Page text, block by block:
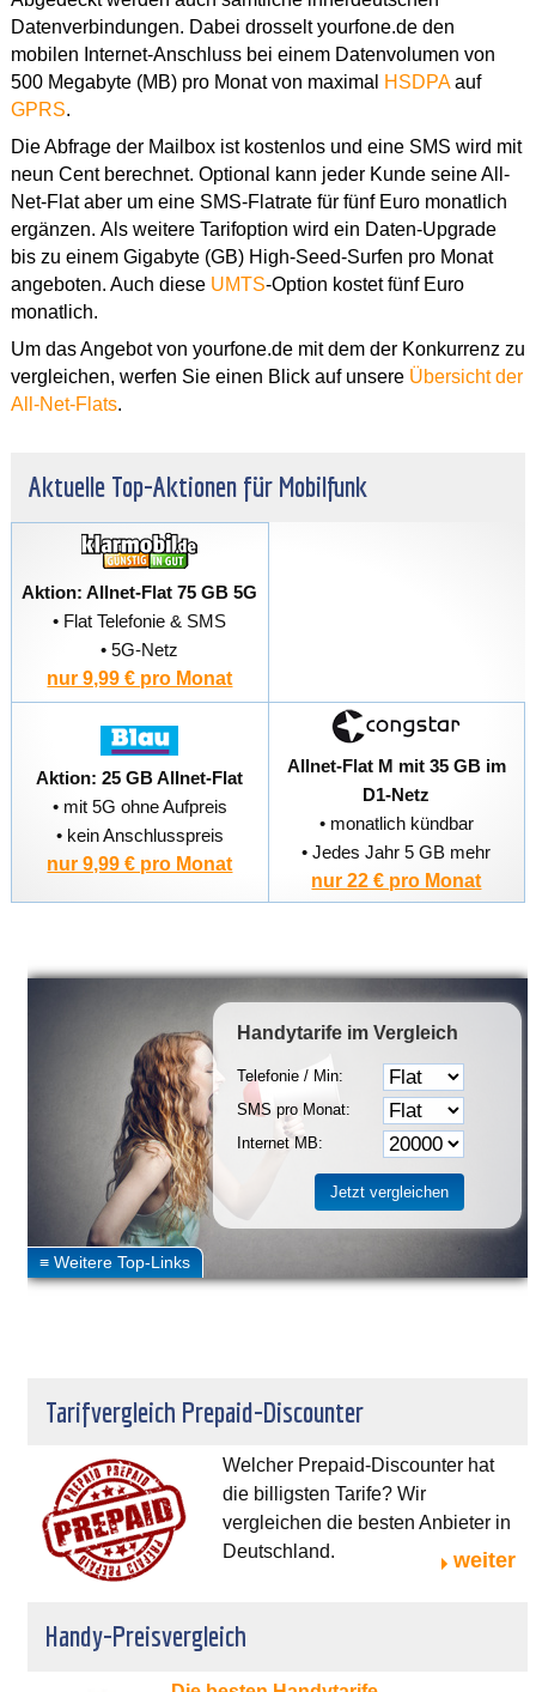
Datenverbindungen. Dabei drosselt yourfone.de den
mobilen Internet-Anschluss bei einem Datenvolumen von
500 Megabyte (MB) pro Monat von maximal
HSDPAauf
GPRS.
Die Abfrage der Mailbox ist kostenlos und eine SMS wird mit
neun Cent berechnet. Optional kann jeder Kunde seine All-
Net-Flat aber um eine SMS-Flatrate für fünf Euro monatlich
ergänzen. Als weitere Tarifoption wird ein Daten-Upgrade
bis zu einem Gigabyte (GB) High-Seed-Surfen pro Monat
angeboten. Auch diese UMTS-Option kostet fünf Euro
monatlich.
Um das Angebot von yourfone.de mit dem der Konkurrenz zu
vergleichen, werfen Sie einen Blick auf unsere Übersicht der
All-Net-Flats.
Aktuelle Top-Aktionen für Mobilfunk
Aktion: Allnet-Flat 75 GB 5G
• Flat Telefonie & SMS
• 5G-Netz
nur 9,99 € pro Monat
Aktion: 25 GB Allnet-Flat
• mit 5G ohne Aufpreis
• kein Anschlusspreis
nur 9,99 € pro Monat
Allnet-Flat M mit 35 GB im
D1-Netz
• monatlich kündbar
• Jedes Jahr 5 GB mehr
nur 22 € pro Monat
Handytarife im Vergleich
Telefonie / Min:
SMS pro Monat:
Internet MB:
Tarifvergleich Prepaid-Discounter
Welcher Prepaid-Discounter hat
die billigsten Tarife? Wir
vergleichen die besten Anbieter in
Deutschland.
weiter
Handy-Preisvergleich